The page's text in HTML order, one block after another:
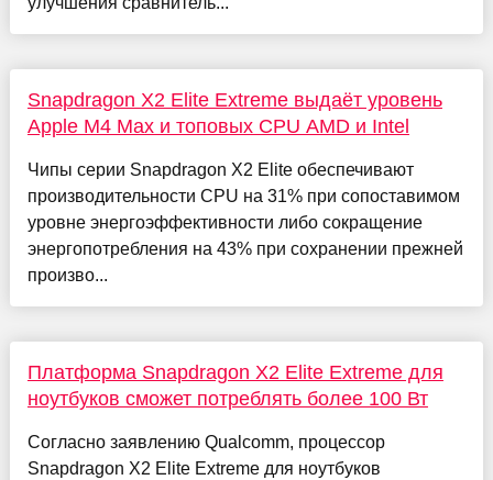
Snapdragon X2 Elite Extreme выдаёт уровень
Apple M4 Max и топовых CPU AMD и Intel
Чипы серии Snapdragon X2 Elite обеспечивают
производительности CPU на 31% при сопоставимом
уровне энергоэффективности либо сокращение
энергопотребления на 43% при сохранении прежней
произво...
Платформа Snapdragon X2 Elite Extreme для
ноутбуков сможет потреблять более 100 Вт
Согласно заявлению Qualcomm, процессор
Snapdragon X2 Elite Extreme для ноутбуков